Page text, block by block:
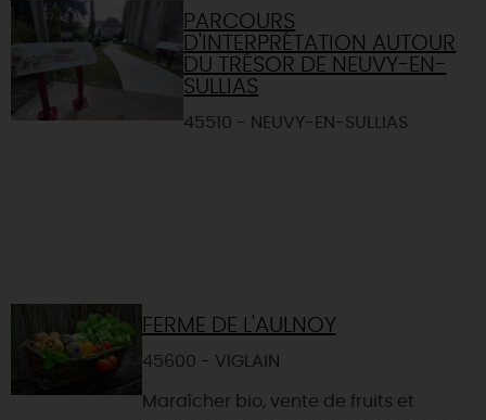
PARCOURS
D'INTERPRÉTATION AUTOUR
DU TRÉSOR DE NEUVY-EN-
SULLIAS
45510 - NEUVY-EN-SULLIAS
FERME DE L'AULNOY
45600 - VIGLAIN
Maraîcher bio, vente de fruits et